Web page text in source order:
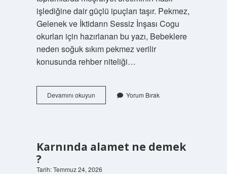
işlediğine dair güçlü ipuçları taşır. Pekmez,
Gelenek ve İktidarın Sessiz İnşası Cogu
okurları için hazırlanan bu yazı, Bebeklere
neden soğuk sıkım pekmez verilir
konusunda rehber niteliği…
Devamını okuyunBebeklere
neden
?
Yorum Bırak
Karnında alamet ne demek
?
Tarih: Temmuz 24, 2026